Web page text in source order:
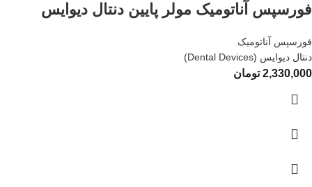
فورسپس آناتومیک مولر پایین دنتال دیوایس
فورسپس آناتومیک
دنتال دیوایس (Dental Devices)
2,330,000 تومان